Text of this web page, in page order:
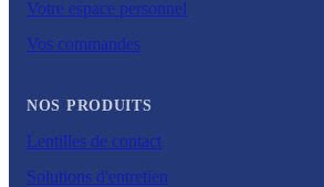
Votre espace personnel
Vos commandes
NOS PRODUITS
Lentilles de contact
Solutions d'entretien